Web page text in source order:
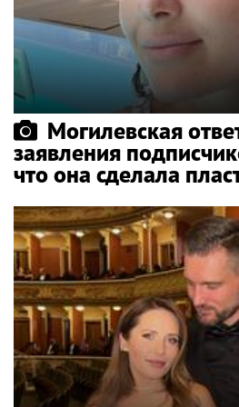
Могилевская
заявления
что она сделала